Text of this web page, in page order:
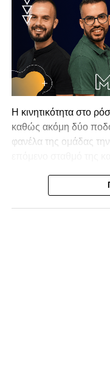
Η κινητικότητα στο
καθώς ακόμη δύο
φανέλα της ομάδας
Ο λόγος για τον
Στάγκο, οι οποίοι θα